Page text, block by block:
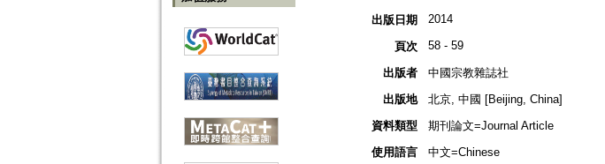
出版日期 2014
頁次 58 - 59
出版者
中國宗教雜誌社
出版地
北京, 中國 [Beijing, China]
資料類型
期刊論文=Journal Article
使用語言
中文=Chinese